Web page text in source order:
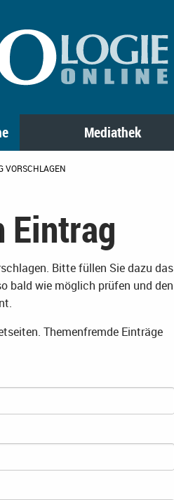
Mediathek
VORSCHLAGEN
Eintrag
Bitte füllen Sie dazu das
bald wie möglich prüfen und den
Themenfremde Einträge